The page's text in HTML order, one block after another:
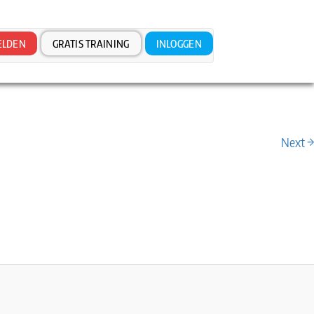
GRATIS TRAINING INLOGGEN
Next →